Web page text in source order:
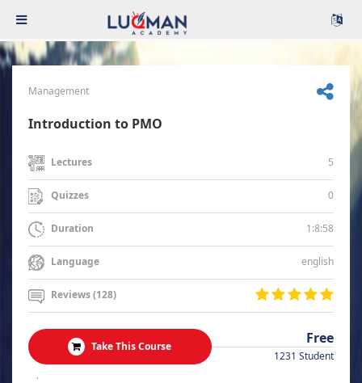
Management
Introduction to PMO
Lectures 5
Quizzes 0
Duration 1:8:58
Language english
Reviews (128)
Take This Course Free
1231 Student
.